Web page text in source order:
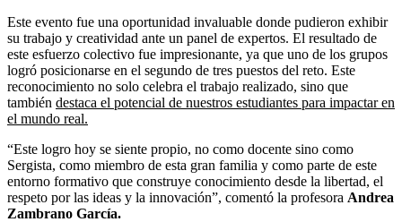
Este evento fue una oportunidad invaluable donde pudieron exhibir
su trabajo y creatividad ante un panel de expertos. El resultado de
este esfuerzo colectivo fue impresionante, ya que uno de los grupos
logró posicionarse en el segundo de tres puestos del reto. Este
reconocimiento no solo celebra el trabajo realizado, sino que
también destaca el potencial de nuestros estudiantes para impactar en
el mundo real.
“Este logro hoy se siente propio, no como docente sino como
Sergista, como miembro de esta gran familia y como parte de este
entorno formativo que construye conocimiento desde la libertad, el
respeto por las ideas y la innovación”, comentó la profesora Andrea
Zambrano García.